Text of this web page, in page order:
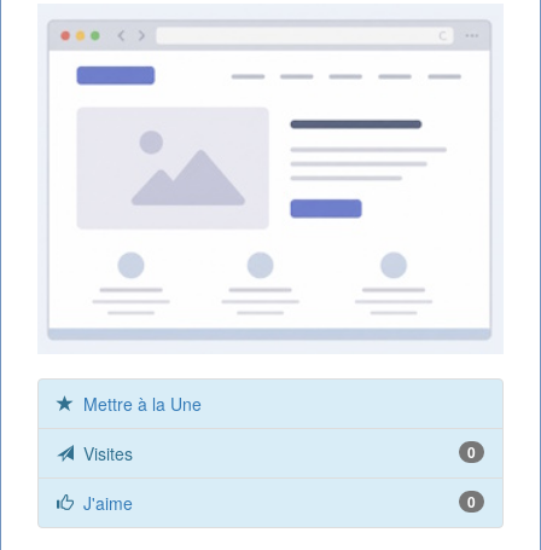
Mettre à la Une
0
Visites
0
J'aime